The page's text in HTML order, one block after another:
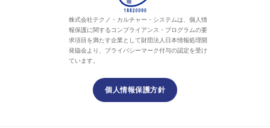
株式会社テクノ・カルチャー・システムは、個人情
報保護に関するコンプライアンス・プログラムの要
求項目を満たす企業として財団法人日本情報処理開
発協会より、プライバシーマーク付与の認定を受け
ています。
個人情報保護方針